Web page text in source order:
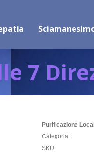
7
Purificazione
Categoria:
SKU: